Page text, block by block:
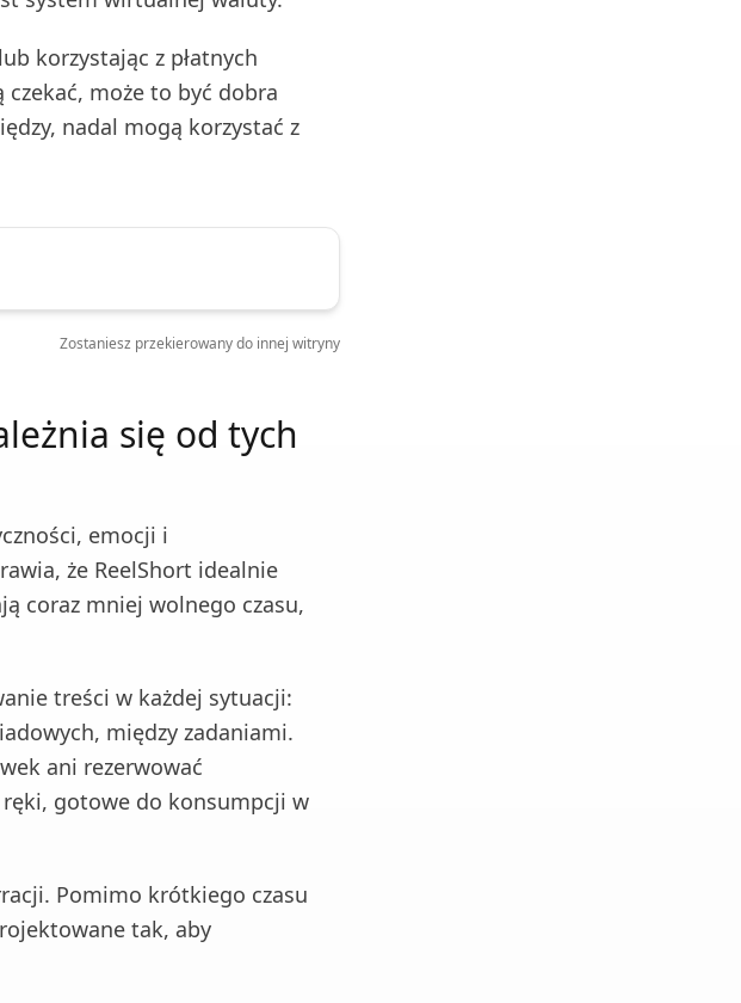
korzystając z płatnych
może to być dobra
nadal mogą korzystać z
Zostaniesz przekierowany do innej witryny
się od tych
emocji i
że ReelShort idealnie
coraz mniej wolnego czasu,
treści w każdej sytuacji:
między zadaniami.
ani rezerwować
gotowe do konsumpcji w
Pomimo krótkiego czasu
tak, aby